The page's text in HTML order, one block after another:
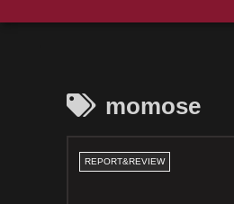
momose
REPORT&REVIEW